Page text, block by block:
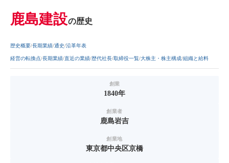
鹿島建設の歴史
歴史概要 長期業績 通史 沿革年表
経営の転換点 長期業績 直近の業績 歴代社長 取締役一覧 大株主・株主構成 組織と給料
創業
1840年
創業者
鹿島岩吉
創業地
東京都中央区京橋